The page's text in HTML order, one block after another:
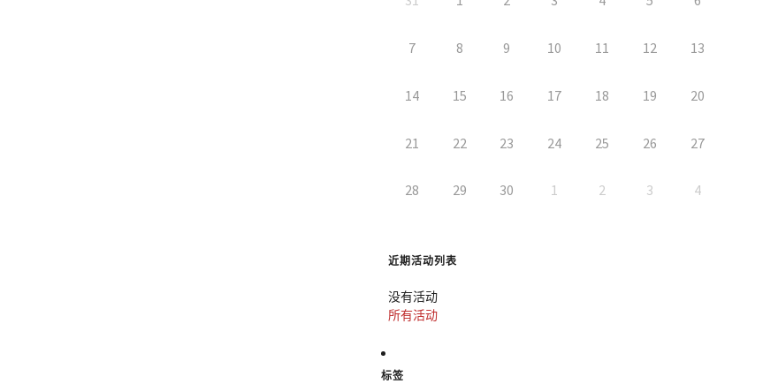
7 8 9 10 11 12 13
14 15 16 17 18 19 20
21 22 23 24 25 26 27
28 29 30 1 2 3 4
近期活动列表
没有活动
所有活动
标签